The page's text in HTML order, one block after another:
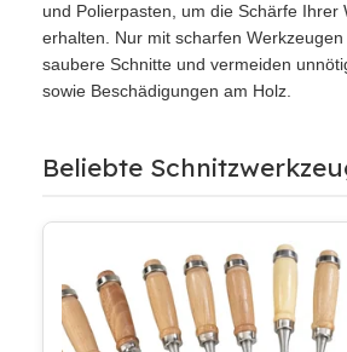
und Polierpasten, um die Schärfe Ihrer
erhalten. Nur mit scharfen
saubere Schnitte und vermeiden
sowie Beschädigungen am Holz.
Beliebte